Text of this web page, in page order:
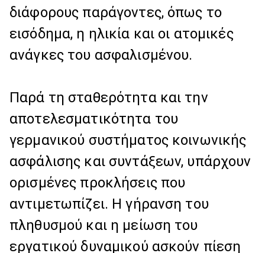
διάφορους παράγοντες, όπως το
εισόδημα, η ηλικία και οι ατομικές
ανάγκες του ασφαλισμένου.
Παρά τη σταθερότητα και την
αποτελεσματικότητα του
γερμανικού συστήματος κοινωνικής
ασφάλισης και συντάξεων, υπάρχουν
ορισμένες προκλήσεις που
αντιμετωπίζει. Η γήρανση του
πληθυσμού και η μείωση του
εργατικού δυναμικού ασκούν πίεση